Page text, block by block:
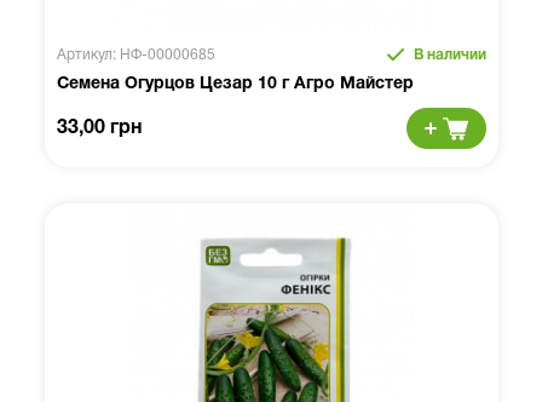
Артикул: НФ-00000685 В наличии
Семена Огурцов Цезар 10 г Агро Майстер
33,00 грн